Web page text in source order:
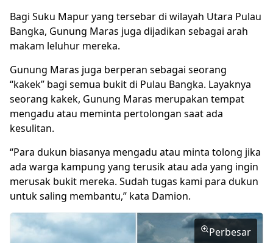
Bagi Suku Mapur yang tersebar di wilayah Utara Pulau
Bangka, Gunung Maras juga dijadikan sebagai arah
makam leluhur mereka.
Gunung Maras juga berperan sebagai seorang
“kakek” bagi semua bukit di Pulau Bangka. Layaknya
seorang kakek, Gunung Maras merupakan tempat
mengadu atau meminta pertolongan saat ada
kesulitan.
“Para dukun biasanya mengadu atau minta tolong jika
ada warga kampung yang terusik atau ada yang ingin
merusak bukit mereka. Sudah tugas kami para dukun
untuk saling membantu,” kata Damion.
Perbesar